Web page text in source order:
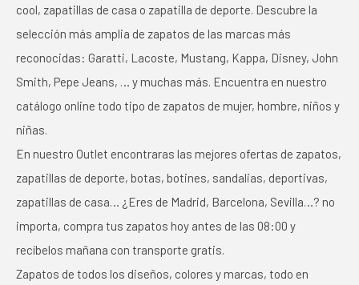
cool, zapatillas de casa o zapatilla de deporte. Descubre la
selección más amplia de zapatos de las marcas más
reconocidas: Garatti, Lacoste, Mustang, Kappa, Disney, John
Smith, Pepe Jeans, … y muchas más. Encuentra en nuestro
catálogo online todo tipo de zapatos de mujer, hombre, niños y
niñas.
En nuestro Outlet encontraras las mejores ofertas de zapatos,
zapatillas de deporte, botas, botines, sandalias, deportivas,
zapatillas de casa… ¿Eres de Madrid, Barcelona, Sevilla…? no
importa, compra tus zapatos hoy antes de las 08:00 y
recíbelos mañana con transporte gratis.
Zapatos de todos los diseños, colores y marcas, todo en